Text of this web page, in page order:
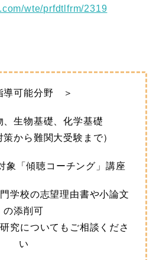
wte/prfdtlfrm/2319
可能分野 ＞
、生物基礎、化学基礎
策から難関大受験まで）
象「傾聴コーチング」講座
学校の志望理由書や小論文
の添削可
究についてもご相談くださ
い